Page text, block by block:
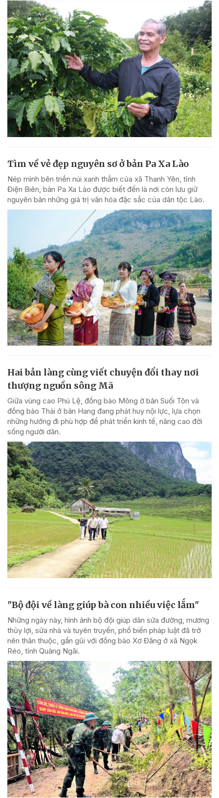
Tìm về vẻ đẹp nguyên sơ ở bản Pa Xa Lào
Nép mình bên triền núi xanh thẳm của xã Thanh Yên, tỉnh
Điện Biên, bản Pa Xa Lào được biết đến là nơi còn lưu giữ
nguyên bản những giá trị văn hóa đặc sắc của dân tộc Lào.
Hai bản làng cùng viết chuyện đổi thay nơi
thượng nguồn sông Mã
Giữa vùng cao Phú Lệ, đồng bào Mông ở bản Suối Tôn và
đồng bào Thái ở bản Hang đang phát huy nội lực, lựa chọn
những hướng đi phù hợp để phát triển kinh tế, nâng cao đời
sống người dân.
"Bộ đội về làng giúp bà con nhiều việc lắm"
Những ngày này, hình ảnh bộ đội giúp dân sửa đường, mương
thủy lợi, sửa nhà và tuyên truyền, phổ biến pháp luật đã trở
nên thân thuộc, gần gũi với đồng bào Xơ Đăng ở xã Ngọk
Réo, tỉnh Quảng Ngãi.